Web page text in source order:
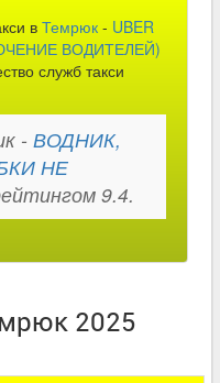
в Темрюк - UBER
ВОДИТЕЛЕЙ)
служб такси
- ВОДНИК,
НЕ
9.4.
2025